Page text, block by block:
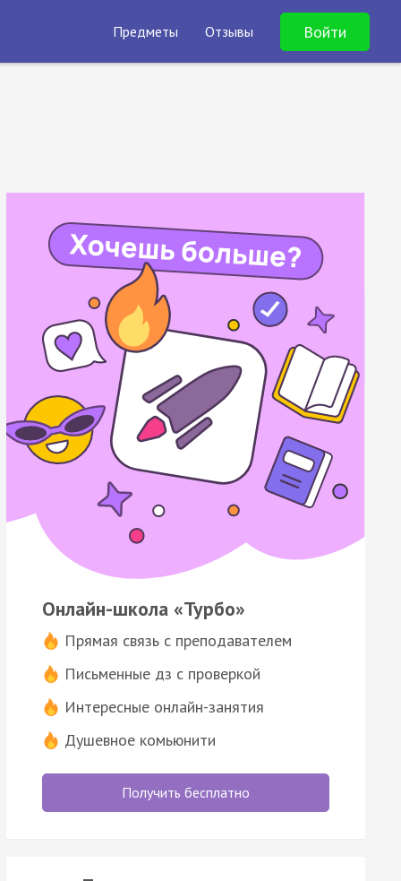
Предметы Отзывы Войти
Онлайн-школа «Турбо»
Прямая связь с преподавателем
Письменные дз с проверкой
Интересные онлайн-занятия
Душевное комьюнити
Получить бесплатно